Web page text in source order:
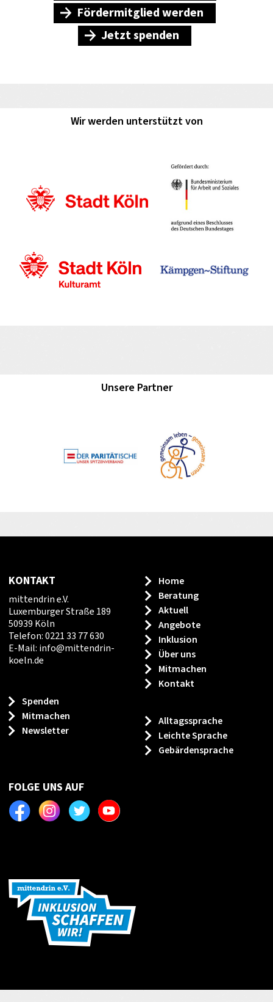
Fördermitglied werden
Jetzt spenden
Wir werden unterstützt von
Unsere Partner
KONTAKT
mittendrin e.V.
Luxemburger Straße 189
50939 Köln
Telefon: 0221 33 77 630
E-Mail: info@mittendrin-
koeln.de
Spenden
Mitmachen
Newsletter
Home
Beratung
Aktuell
Angebote
Inklusion
Über uns
Mitmachen
Kontakt
Alltagssprache
Leichte Sprache
Gebärdensprache
FOLGE UNS AUF
FacebookInstagramTwitter